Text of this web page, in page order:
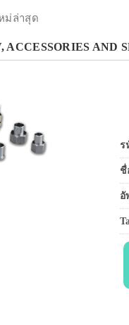
ม่ล่าสุด
AND
ร
ชื่
อั